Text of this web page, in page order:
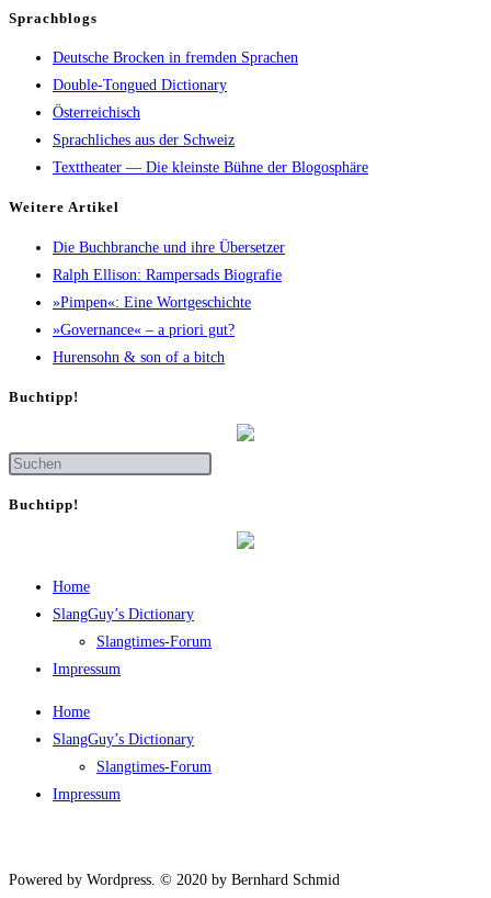
Sprachblogs
Deutsche Brocken in fremden Sprachen
Double-Tongued Dictionary
Österreichisch
Sprachliches aus der Schweiz
Texttheater — Die kleinste Bühne der Blogosphäre
Wei­te­re Artikel
Die Buch­bran­che und ihre Übersetzer
Ralph Elli­son: Ram­pers­ads Biografie
»Pim­pen«: Eine Wortgeschichte
»Gover­nan­ce« – a prio­ri gut?
Huren­sohn & son of a bitch
Buch­tipp!
Buch­tipp!
Home
SlangGuy’s Dic­tion­a­ry
Slang­times-Forum
Impres­sum
Home
SlangGuy’s Dic­tion­a­ry
Slang­times-Forum
Impres­sum
Powered by Wordpress. © 2020 by Bernhard Schmid